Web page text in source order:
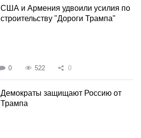
США и Армения удвоили усилия по
строительству "Дороги Трампа"
0 522 0
Демократы защищают Россию от
Трампа